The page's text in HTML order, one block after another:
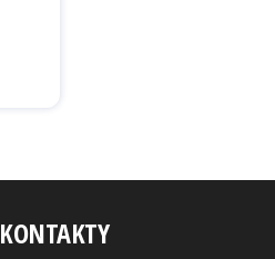
KONTAKTY